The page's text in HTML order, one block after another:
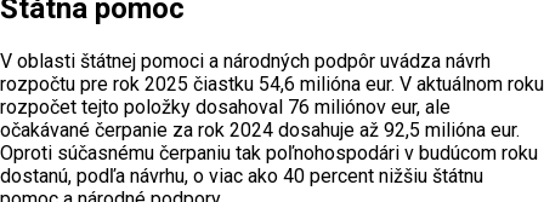
Štátna pomoc
V oblasti štátnej pomoci a národných podpôr uvádza návrh
rozpočtu pre rok 2025 čiastku 54,6 milióna eur. V aktuálnom roku
rozpočet tejto položky dosahoval 76 miliónov eur, ale
očakávané čerpanie za rok 2024 dosahuje až 92,5 milióna eur.
Oproti súčasnému čerpaniu tak poľnohospodári v budúcom roku
dostanú, podľa návrhu, o viac ako 40 percent nižšiu štátnu